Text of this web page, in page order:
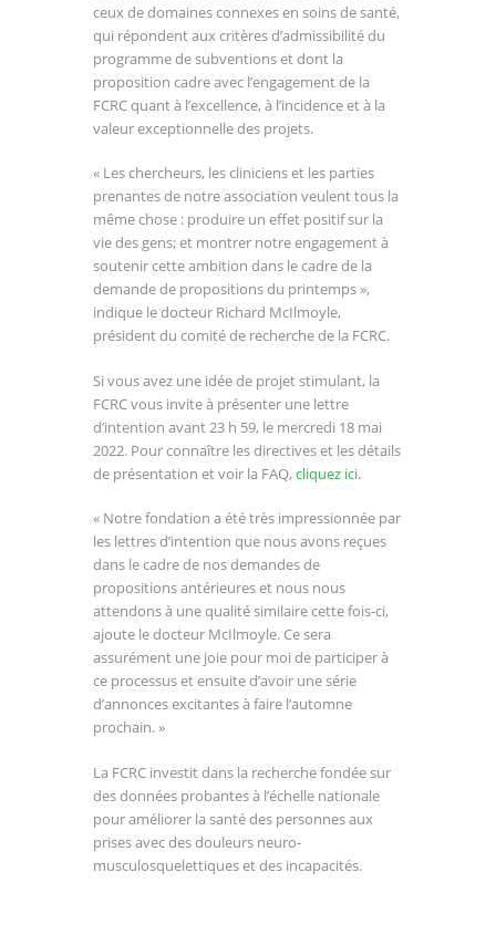
ceux de domaines connexes en soins de santé,
qui répondent aux critères d’admissibilité du
programme de subventions et dont la
proposition cadre avec l’engagement de la
FCRC quant à l’excellence, à l’incidence et à la
valeur exceptionnelle des projets.
« Les chercheurs, les cliniciens et les parties
prenantes de notre association veulent tous la
même chose : produire un effet positif sur la
vie des gens; et montrer notre engagement à
soutenir cette ambition dans le cadre de la
demande de propositions du printemps »,
indique le docteur Richard McIlmoyle,
président du comité de recherche de la FCRC.
Si vous avez une idée de projet stimulant, la
FCRC vous invite à présenter une lettre
d’intention avant 23 h 59, le mercredi 18 mai
2022. Pour connaître les directives et les détails
de présentation et voir la FAQ, cliquez ici.
« Notre fondation a été très impressionnée par
les lettres d’intention que nous avons reçues
dans le cadre de nos demandes de
propositions antérieures et nous nous
attendons à une qualité similaire cette fois-ci,
ajoute le docteur McIlmoyle. Ce sera
assurément une joie pour moi de participer à
ce processus et ensuite d’avoir une série
d’annonces excitantes à faire l’automne
prochain. »
La FCRC investit dans la recherche fondée sur
des données probantes à l’échelle nationale
pour améliorer la santé des personnes aux
prises avec des douleurs neuro-
musculosquelettiques et des incapacités.